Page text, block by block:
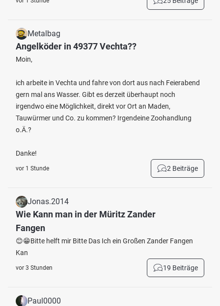
Metalbag
Angelköder in 49377 Vechta??
Moin,
ich arbeite in Vechta und fahre von dort aus nach Feierabend
gern mal ans Wasser. Gibt es derzeit überhaupt noch
irgendwo eine Möglichkeit, direkt vor Ort an Maden,
Tauwürmer und Co. zu kommen? Irgendeine Zoohandlung
o.Ä.?
Danke!
vor 1 Stunde 2 Beiträge
Jonas.2014
Wie Kann man in der Müritz Zander
Fangen
😊😁Bitte helft mir Bitte Das Ich ein Großen Zander Fangen
Kan
vor 3 Stunden 19 Beiträge
Paul0000